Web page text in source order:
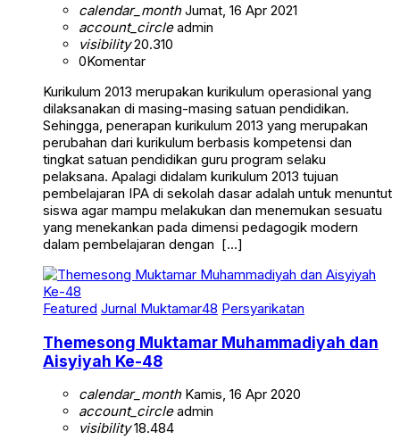
calendar_monthJumat, 16 Apr 2021
account_circleadmin
visibility20.310
0Komentar
Kurikulum 2013 merupakan kurikulum operasional yang
dilaksanakan di masing-masing satuan pendidikan.
Sehingga, penerapan kurikulum 2013 yang merupakan
perubahan dari kurikulum berbasis kompetensi dan
tingkat satuan pendidikan guru program selaku
pelaksana. Apalagi didalam kurikulum 2013 tujuan
pembelajaran IPA di sekolah dasar adalah untuk menuntut
siswa agar mampu melakukan dan menemukan sesuatu
yang menekankan pada dimensi pedagogik modern
dalam pembelajaran dengan […]
Featured Jurnal Muktamar48 Persyarikatan
Themesong Muktamar Muhammadiyah dan
Aisyiyah Ke-48
calendar_monthKamis, 16 Apr 2020
account_circleadmin
visibility18.484